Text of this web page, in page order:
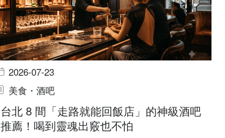
2026-07-23
美食・酒吧
台北 8 間「走路就能回飯店」的神級酒吧
推薦！喝到靈魂出竅也不怕